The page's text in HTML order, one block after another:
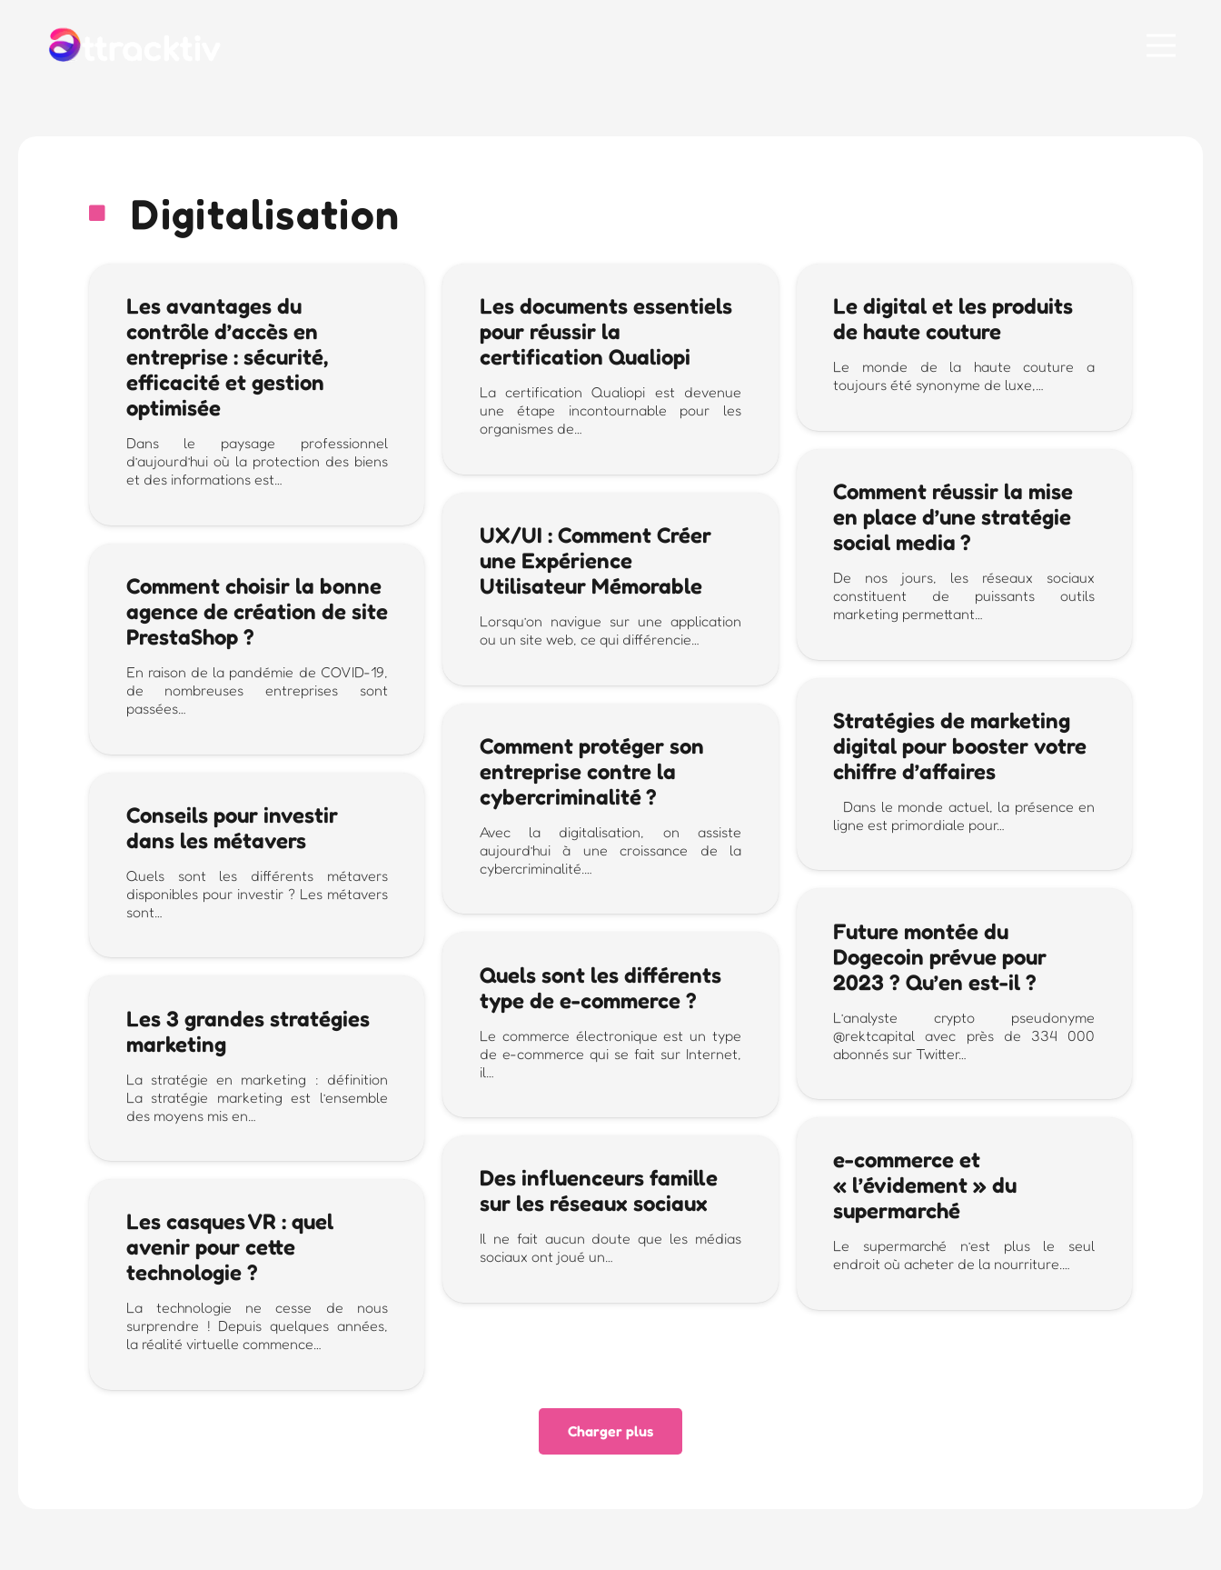
Digitalisation
Les avantages du
contrôle d’accès en
entreprise : sécurité,
efficacité et gestion
optimisée
Dans le paysage professionnel
d’aujourd’hui où la protection des biens
et des informations est…
Les documents essentiels
pour réussir la
certification Qualiopi
La certification Qualiopi est devenue
une étape incontournable pour les
organismes de…
Le digital et les produits
de haute couture
Le monde de la haute couture a
toujours été synonyme de luxe,…
Comment réussir la mise
en place d’une stratégie
social media ?
De nos jours, les réseaux sociaux
constituent de puissants outils
marketing permettant…
UX/UI : Comment Créer
une Expérience
Utilisateur Mémorable
Lorsqu’on navigue sur une application
ou un site web, ce qui différencie…
Comment choisir la bonne
agence de création de site
PrestaShop ?
En raison de la pandémie de COVID-19,
de nombreuses entreprises sont
passées…
Stratégies de marketing
digital pour booster votre
chiffre d’affaires
Dans le monde actuel, la présence en
ligne est primordiale pour…
Comment protéger son
entreprise contre la
cybercriminalité ?
Avec la digitalisation, on assiste
aujourd’hui à une croissance de la
cybercriminalité.…
Conseils pour investir
dans les métavers
Quels sont les différents métavers
disponibles pour investir ? Les métavers
sont…
Future montée du
Dogecoin prévue pour
2023 ? Qu’en est-il ?
L’analyste crypto pseudonyme
@rektcapital avec près de 334 000
abonnés sur Twitter…
Quels sont les différents
type de e-commerce ?
Le commerce électronique est un type
de e-commerce qui se fait sur Internet,
il…
Les 3 grandes stratégies
marketing
La stratégie en marketing : définition
La stratégie marketing est l’ensemble
des moyens mis en…
e-commerce et
« l’évidement » du
supermarché
Le supermarché n’est plus le seul
endroit où acheter de la nourriture.…
Des influenceurs famille
sur les réseaux sociaux
Il ne fait aucun doute que les médias
sociaux ont joué un…
Les casques VR : quel
avenir pour cette
technologie ?
La technologie ne cesse de nous
surprendre ! Depuis quelques années,
la réalité virtuelle commence…
Charger plus